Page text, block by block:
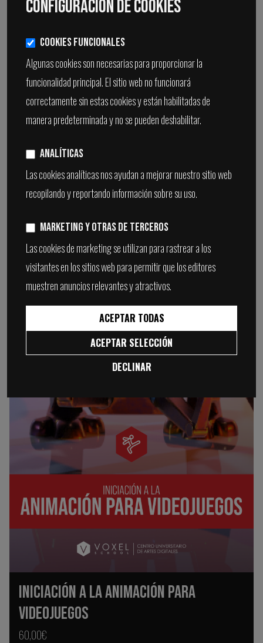
60,00€
VER
INICIACIÓN A LA ANIMACIÓN PARA
VIDEOJUEGOS
60,00€
Configuración de Cookies
Cookies Funcionales
Algunas cookies son necesarias para proporcionar la
funcionalidad principal. El sitio web no funcionará
correctamente sin estas cookies y están habilitadas de
manera predeterminada y no se pueden deshabilitar.
Analíticas
Las cookies analíticas nos ayudan a mejorar nuestro sitio web
recopilando y reportando información sobre su uso.
Marketing y otras de terceros
Las cookies de marketing se utilizan para rastrear a los
visitantes en los sitios web para permitir que los editores
muestren anuncios relevantes y atractivos.
ACEPTAR TODAS
ACEPTAR SELECCIÓN
DECLINAR